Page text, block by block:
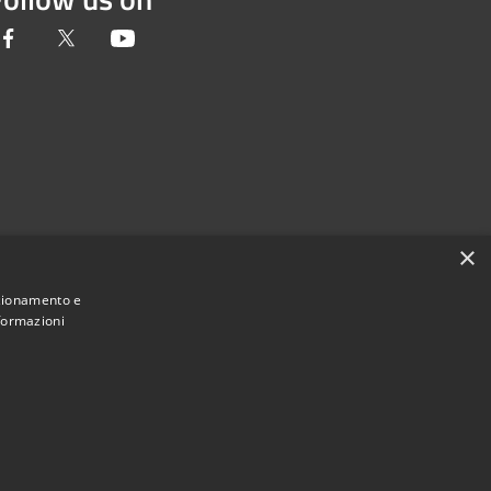
Facebook Twitter
di Novara • Powered by
×
e